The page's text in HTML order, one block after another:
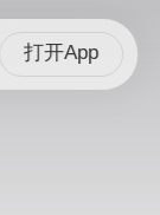
打开App